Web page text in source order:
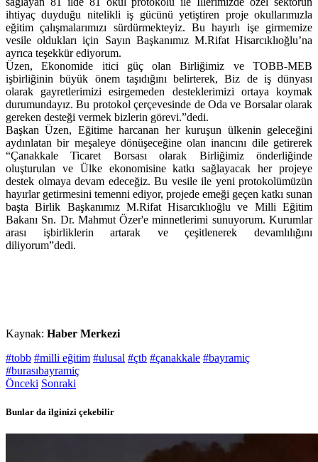
ihtiyaç duyduğu nitelikli iş gücünü yetiştiren proje okullarımızla
eğitim çalışmalarımızı sürdürmekteyiz. Bu hayırlı işe girmemize
vesile oldukları için Sayın Başkanımız M.Rifat Hisarcıklıoğlu’na
ayrıca teşekkür ediyorum.
Üzen, Ekonomide itici güç olan Birliğimiz ve TOBB-MEB
işbirliğinin büyük önem taşıdığını belirterek, Biz de iş dünyası
olarak gayretlerimizi esirgemeden desteklerimizi ortaya koymak
durumundayız. Bu protokol çerçevesinde de Oda ve Borsalar olarak
gereken desteği vermek bizlerin görevi.”dedi.
Başkan Üzen, Eğitime harcanan her kuruşun ülkenin geleceğini
aydınlatan bir meşaleye dönüşeceğine olan inancını dile getirerek
“Çanakkale Ticaret Borsası olarak Birliğimiz önderliğinde
oluşturulan ve Ülke ekonomisine katkı sağlayacak her projeye
destek olmaya devam edeceğiz. Bu vesile ile yeni protokolümüzün
hayırlar getirmesini temenni ediyor, projede emeği geçen katkı sunan
başta Birlik Başkanımız M.Rifat Hisarcıklıoğlu ve Milli Eğitim
Bakanı Sn. Dr. Mahmut Özer'e minnetlerimi sunuyorum. Kurumlar
arası işbirliklerin artarak ve çeşitlenerek devamlılığını
diliyorum”dedi.
Kaynak: Haber Merkezi
#tobb #milli eğitim #ulusal #çtb #çanakkale #bayramiç
#burasıbayramiç
Önceki Sonraki
Bunlar da ilginizi çekebilir